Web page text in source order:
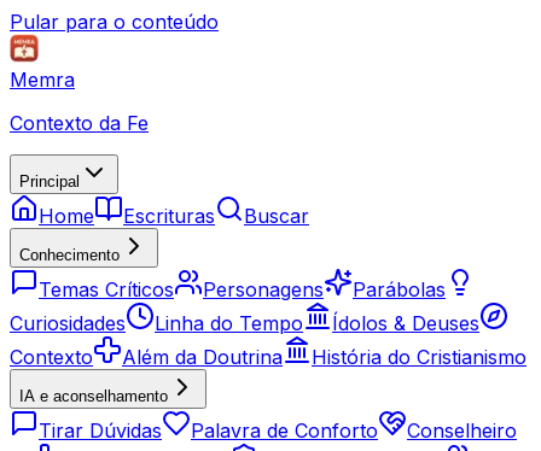
Pular para o conteúdo
Memra
Contexto da Fe
Principal
Home Escrituras Buscar
Conhecimento
Temas Críticos Personagens
Parábolas
Curiosidades
Linha do Tempo
Ídolos & Deuses
Contexto
Além da Doutrina História do Cristianismo
IA e aconselhamento
Tirar Dúvidas Palavra de Conforto
Conselheiro